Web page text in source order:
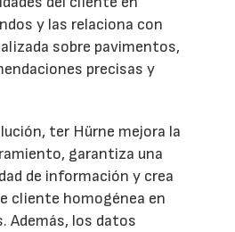
y las relaciona con
sobre pavimentos,
precisas y
ter Hürne mejora la
garantiza una
de información y crea
cliente homogénea en
Además, los datos